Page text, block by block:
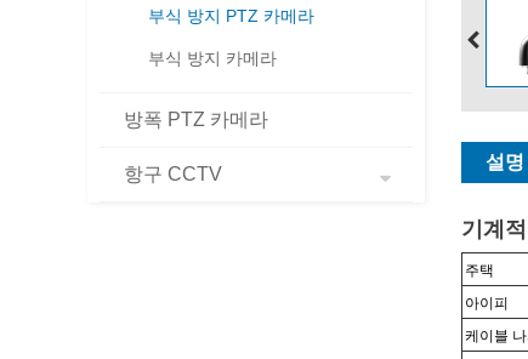
부식 방지 PTZ 카메라
부식 방지 카메라
방폭 PTZ 카메라
항구 CCTV
설명
기계
주택
아이피
케이블